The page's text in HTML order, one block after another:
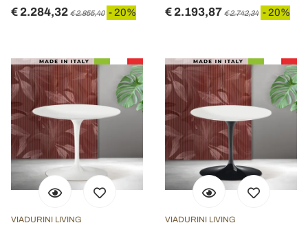
€ 2.284,32 € 2.855,40 - 20% € 2.193,87 € 2.742,34 - 20%
VIADURINI LIVING VIADURINI LIVING